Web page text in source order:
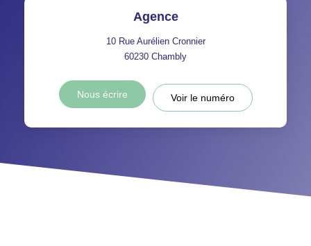
Agence
10 Rue Aurélien Cronnier
60230 Chambly
Nous écrire Voir le numéro